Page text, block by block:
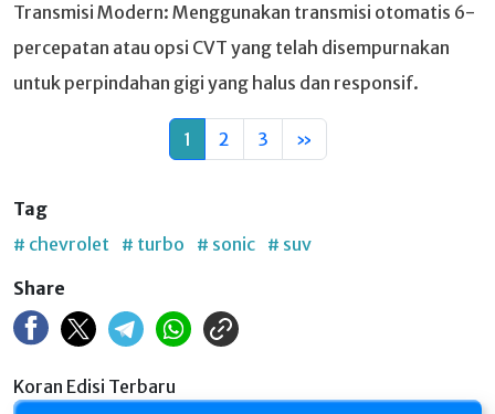
Transmisi Modern: Menggunakan transmisi otomatis 6-
percepatan atau opsi CVT yang telah disempurnakan
untuk perpindahan gigi yang halus dan responsif.
1 2 3 »
Tag
# chevrolet
# turbo # sonic # suv
Share
Koran Edisi Terbaru